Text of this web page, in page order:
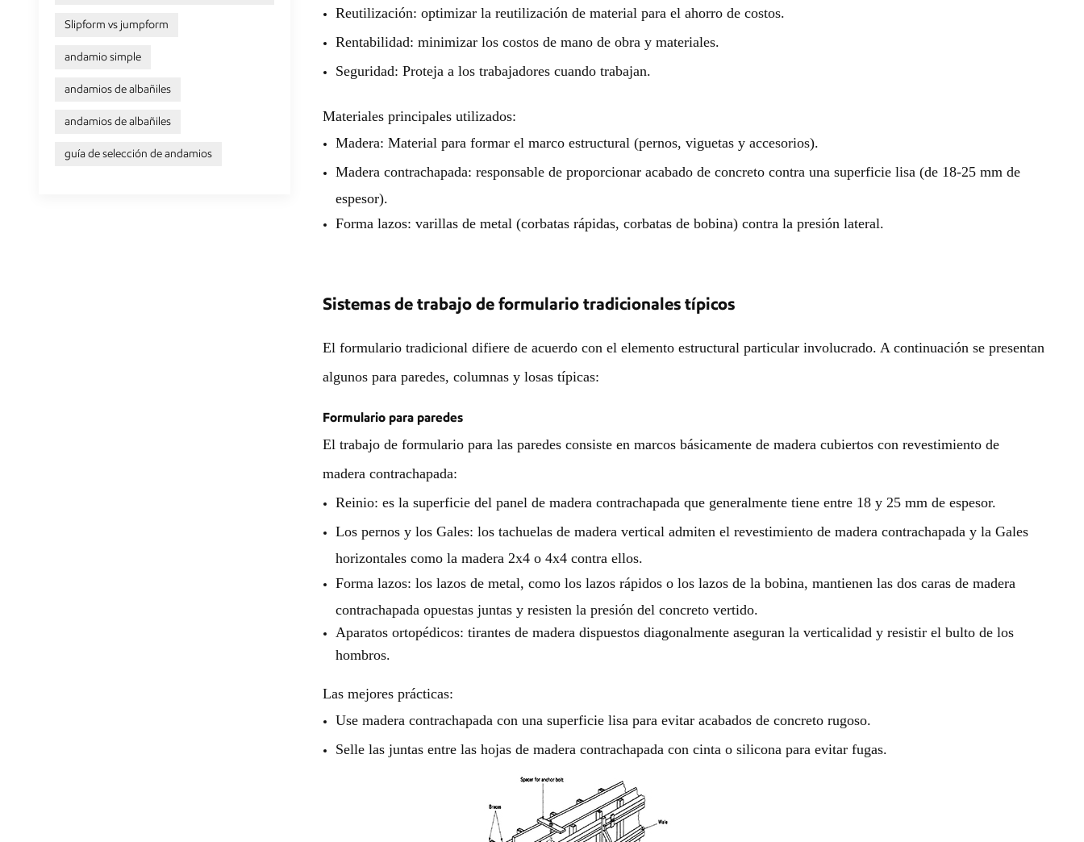
Reutilización: optimizar la reutilización de material para el ahorro de costos.
Rentabilidad: minimizar los costos de mano de obra y materiales.
Seguridad: Proteja a los trabajadores cuando trabajan.
Materiales principales utilizados:
Madera: Material para formar el marco estructural (pernos, viguetas y accesorios).
Madera contrachapada: responsable de proporcionar acabado de concreto contra una superficie lisa (de 18-25 mm de
espesor).
Forma lazos: varillas de metal (corbatas rápidas, corbatas de bobina) contra la presión lateral.
Sistemas de trabajo de formulario tradicionales típicos
El formulario tradicional difiere de acuerdo con el elemento estructural particular involucrado. A continuación se presentan
algunos para paredes, columnas y losas típicas:
Formulario para paredes
El trabajo de formulario para las paredes consiste en marcos básicamente de madera cubiertos con revestimiento de
madera contrachapada:
Reinio: es la superficie del panel de madera contrachapada que generalmente tiene entre 18 y 25 mm de espesor.
Los pernos y los Gales: los tachuelas de madera vertical admiten el revestimiento de madera contrachapada y la Gales
horizontales como la madera 2x4 o 4x4 contra ellos.
Forma lazos: los lazos de metal, como los lazos rápidos o los lazos de la bobina, mantienen las dos caras de madera
contrachapada opuestas juntas y resisten la presión del concreto vertido.
Aparatos ortopédicos: tirantes de madera dispuestos diagonalmente aseguran la verticalidad y resistir el bulto de los
hombros.
Las mejores prácticas:
Use madera contrachapada con una superficie lisa para evitar acabados de concreto rugoso.
Selle las juntas entre las hojas de madera contrachapada con cinta o silicona para evitar fugas.
Slipform vs jumpform
andamio simple
andamios de albañiles
andamios de albañiles
guía de selección de andamios